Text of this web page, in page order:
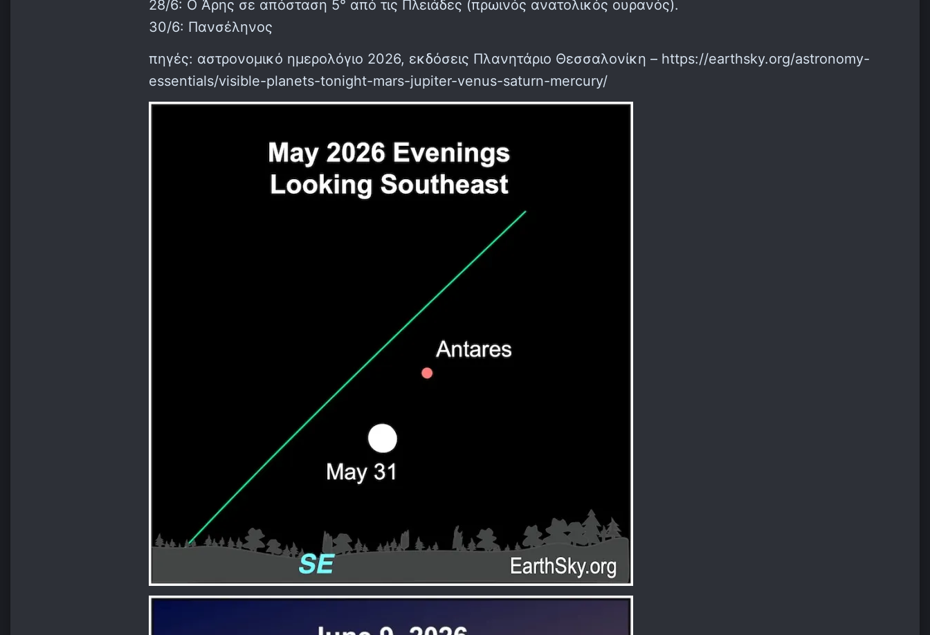
28/6: Ο Άρης σε απόσταση 5° από τις Πλειάδες (πρωινός ανατολικός ουρανός).
30/6: Πανσέληνος
πηγές: αστρονομικό ημερολόγιο 2026, εκδόσεις Πλανητάριο Θεσσαλονίκη – https://earthsky.org/astronomy-
essentials/visible-planets-tonight-mars-jupiter-venus-saturn-mercury/